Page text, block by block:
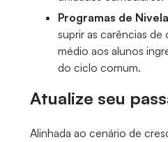
Programas de
suprir as carências
médio aos alunos
do ciclo comum.
Atualize seu
Alinhada ao cenário de